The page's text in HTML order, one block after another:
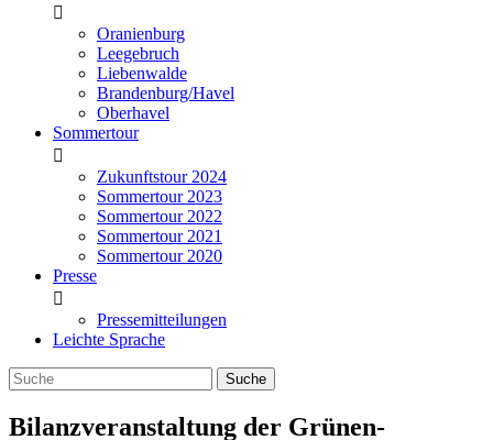
Oranienburg
Leegebruch
Liebenwalde
Brandenburg/Havel
Oberhavel
Sommertour
Zukunftstour 2024
Sommertour 2023
Sommertour 2022
Sommertour 2021
Sommertour 2020
Presse
Pressemitteilungen
Leichte Sprache
Bilanzveranstaltung der Grünen-